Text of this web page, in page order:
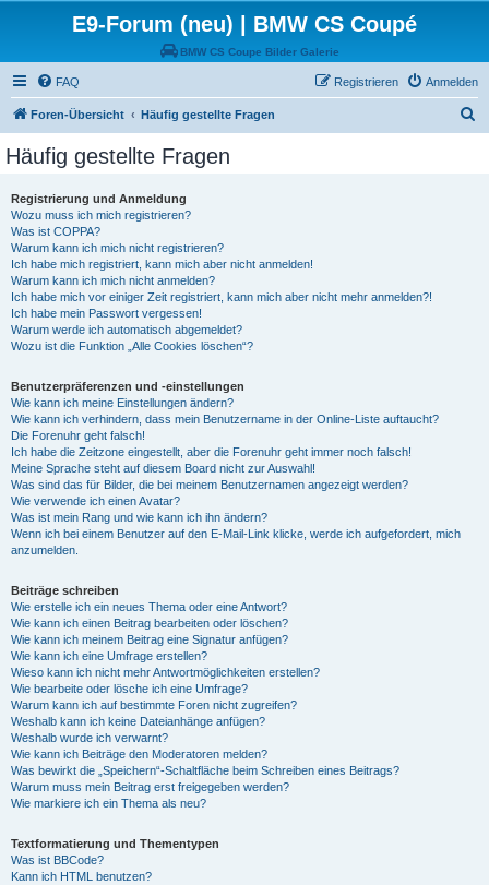
E9-Forum (neu) | BMW CS Coupé
BMW CS Coupe Bilder Galerie
FAQ Anmelden
Registrieren
Foren-Übersicht Häufig gestellte Fragen
Häufig gestellte Fragen
Registrierung und Anmeldung
Wozu muss ich mich registrieren?
Was ist COPPA?
Warum kann ich mich nicht registrieren?
Ich habe mich registriert, kann mich aber nicht anmelden!
Warum kann ich mich nicht anmelden?
Ich habe mich vor einiger Zeit registriert, kann mich aber nicht mehr anmelden?!
Ich habe mein Passwort vergessen!
Warum werde ich automatisch abgemeldet?
Wozu ist die Funktion „Alle Cookies löschen“?
Benutzerpräferenzen und -einstellungen
Wie kann ich meine Einstellungen ändern?
Wie kann ich verhindern, dass mein Benutzername in der Online-Liste auftaucht?
Die Forenuhr geht falsch!
Ich habe die Zeitzone eingestellt, aber die Forenuhr geht immer noch falsch!
Meine Sprache steht auf diesem Board nicht zur Auswahl!
Was sind das für Bilder, die bei meinem Benutzernamen angezeigt werden?
Wie verwende ich einen Avatar?
Was ist mein Rang und wie kann ich ihn ändern?
Wenn ich bei einem Benutzer auf den E-Mail-Link klicke, werde ich aufgefordert, mich
anzumelden.
Beiträge schreiben
Wie erstelle ich ein neues Thema oder eine Antwort?
Wie kann ich einen Beitrag bearbeiten oder löschen?
Wie kann ich meinem Beitrag eine Signatur anfügen?
Wie kann ich eine Umfrage erstellen?
Wieso kann ich nicht mehr Antwortmöglichkeiten erstellen?
Wie bearbeite oder lösche ich eine Umfrage?
Warum kann ich auf bestimmte Foren nicht zugreifen?
Weshalb kann ich keine Dateianhänge anfügen?
Weshalb wurde ich verwarnt?
Wie kann ich Beiträge den Moderatoren melden?
Was bewirkt die „Speichern“-Schaltfläche beim Schreiben eines Beitrags?
Warum muss mein Beitrag erst freigegeben werden?
Wie markiere ich ein Thema als neu?
Textformatierung und Thementypen
Was ist BBCode?
Kann ich HTML benutzen?